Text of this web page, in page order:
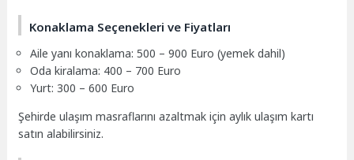
Konaklama Seçenekleri ve Fiyatları
Aile yanı konaklama: 500 – 900 Euro (yemek dahil)
Oda kiralama: 400 – 700 Euro
Yurt: 300 – 600 Euro
Şehirde ulaşım masraflarını azaltmak için aylık ulaşım kartı
satın alabilirsiniz.